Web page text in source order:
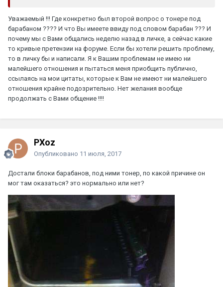
Уважаемый !!! Где конкретно был второй вопрос о тонере под
барабаном ???? И что Вы имеете ввиду под словом барабан ??? И
почему мы с Вами общались неделю назад в личке, а сейчас какие
то кривые претензии на форуме. Если бы хотели решить проблему,
то в личку бы и написали. Я к Вашим проблемам не имею ни
малейшего отношения и пытаться меня приобщить публично,
ссылаясь на мои цитаты, которые к Вам не имеют ни малейшего
отношения крайне подозрительно. Нет желания вообще
продолжать с Вами общение !!!!
PXoz
Опубликовано 11 июля, 2017
Достали блоки барабанов, под ними тонер, по какой причине он
мог там оказаться? это нормально или нет?